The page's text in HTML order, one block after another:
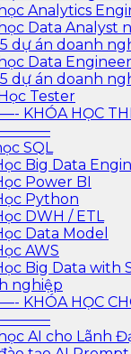
Analytics
Data Analyst
dự án doanh
Data
dự án doanh
Tester
KHÓA HỌC
SQL
Big Data
Power BI
Python
DWH / ETL
Data Model
AWS
Big Data with
nghiệp
KHÓA HỌC
AI cho Lãnh